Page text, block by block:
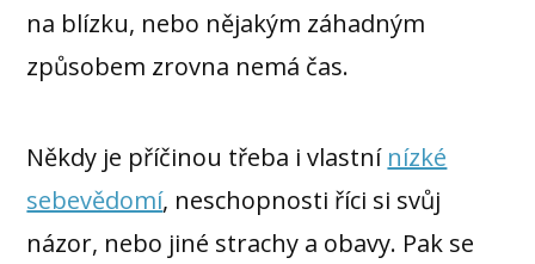
na blízku, nebo nějakým záhadným
způsobem zrovna nemá čas.
Někdy je příčinou třeba i vlastní nízké
sebevědomí, neschopnosti říci si svůj
názor, nebo jiné strachy a obavy. Pak se